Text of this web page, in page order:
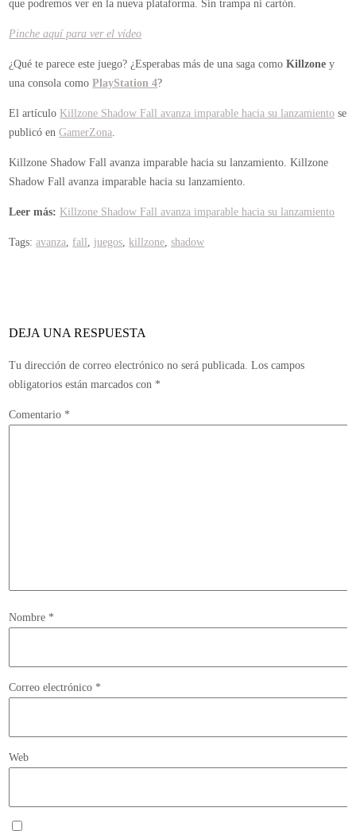
que podremos ver en la nueva plataforma. Sin trampa ni cartón.
Pinche aquí para ver el vídeo
¿Qué te parece este juego? ¿Esperabas más de una saga comoKillzone y
una consola comoPlayStation 4?
El artículo Killzone Shadow Fall avanza imparable hacia su lanzamiento se
publicó enGamerZona.
Killzone Shadow Fall avanza imparable hacia su lanzamiento.Killzone
Shadow Fall avanza imparable hacia su lanzamiento.
Leer más: Killzone Shadow Fall avanza imparable hacia su lanzamiento
Tags:avanza, fall , juegos,killzone,shadow
DEJA UNA RESPUESTA
Tu dirección de correo electrónico no será publicada. Los campos
obligatorios están marcados con *
Comentario *
Nombre *
Correo electrónico *
Web